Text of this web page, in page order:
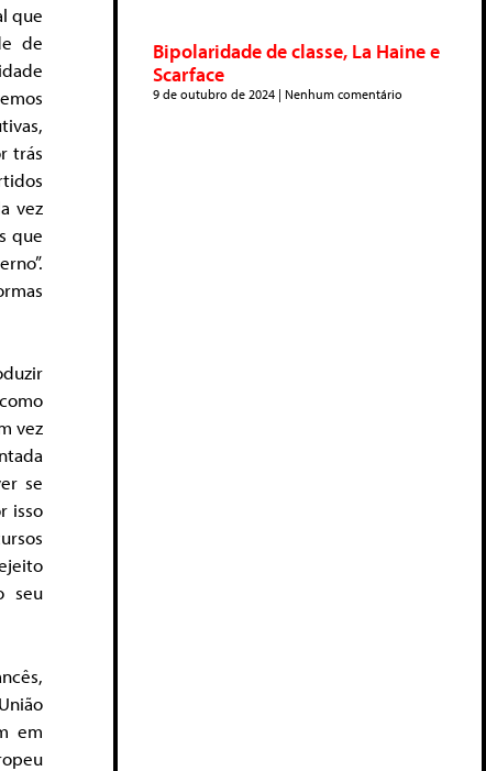
que
de
trás
vez
que
vez
se
isso
seu
em
Bipolaridade de classe, La Haine e
Scarface
9 de outubro de 2024 Nenhum comentário